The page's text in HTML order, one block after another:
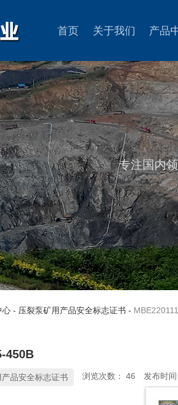
首页 关于我们 产品
专注国内
心 - 压裂泵矿用产品安全标志证书 -
450B
品安全标志证书 浏览次数： 46 发布时